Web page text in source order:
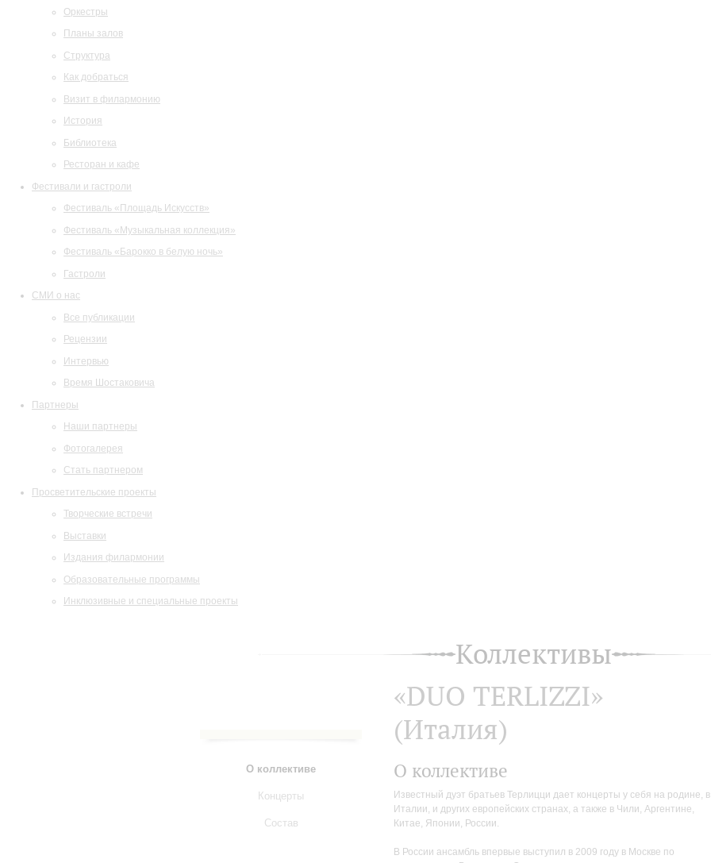
Оркестры
Планы залов
Структура
Как добраться
Визит в филармонию
История
Библиотека
Ресторан и кафе
Фестивали и гастроли
Фестиваль «Площадь Искусств»
Фестиваль «Музыкальная коллекция»
Фестиваль «Барокко в белую ночь»
Гастроли
СМИ о нас
Все публикации
Рецензии
Интервью
Время Шостаковича
Партнеры
Наши партнеры
Фотогалерея
Стать партнером
Просветительские проекты
Творческие встречи
Выставки
Издания филармонии
Образовательные программы
Инклюзивные и специальные проекты
Коллективы
О коллективе
Концерты
Состав
«DUO TERLIZZI»
(Италия)
О коллективе
Известный дуэт братьев Терлицци дает концерты у себя на родине, в
Италии, и других европейских странах, а также в Чили, Аргентине,
Китае, Японии, России.
В России ансамбль впервые выступил в 2009 году в Москве по